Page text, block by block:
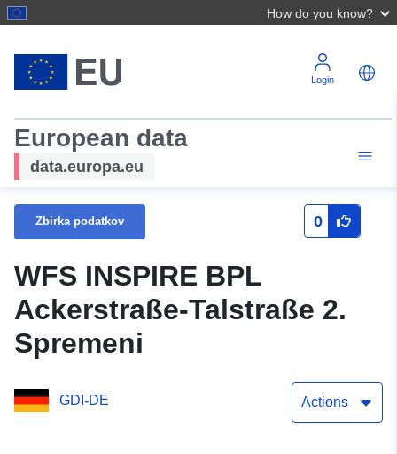
How do you know?
Login
European data
data.europa.eu
Zbirka podatkov 0
WFS INSPIRE BPL
Ackerstraße-Talstraße 2.
Spremeni
GDI-DE Actions